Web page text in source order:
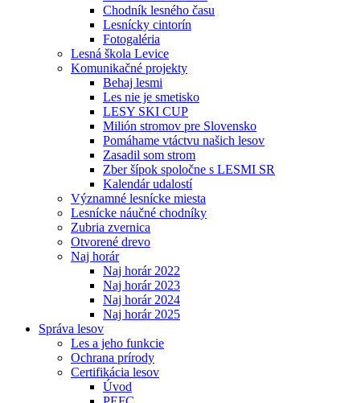
Chodník lesného času
Lesnícky cintorín
Fotogaléria
Lesná škola Levice
Komunikačné projekty
Behaj lesmi
Les nie je smetisko
LESY SKI CUP
Milión stromov pre Slovensko
Pomáhame vtáctvu našich lesov
Zasadil som strom
Zber šípok spoločne s LESMI SR
Kalendár udalostí
Významné lesnícke miesta
Lesnícke náučné chodníky
Zubria zvernica
Otvorené drevo
Naj horár
Naj horár 2022
Naj horár 2023
Naj horár 2024
Naj horár 2025
Správa lesov
Les a jeho funkcie
Ochrana prírody
Certifikácia lesov
Úvod